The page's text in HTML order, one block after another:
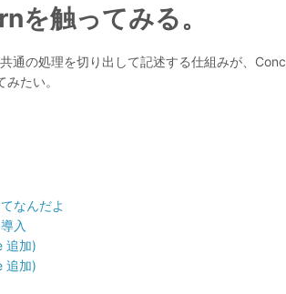
を触ってみる。
通の処理を切り出して記述する仕組みが、
たい。
なんだよ
入
追加)
追加)